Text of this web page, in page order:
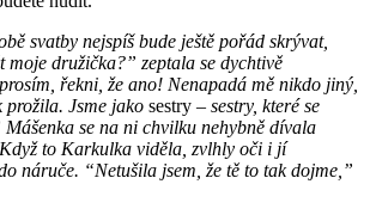
svatby nejspíš bude ještě pořád skrývat,
moje družička?” zeptala se dychtivě
řekni, že ano! Nenapadá mě nikdo jiný,
prožila. Jsme jako sestry – sestry, které se
Mášenka se na ni chvilku nehybně dívala
to Karkulka viděla, zvlhly oči i jí
náruče. “Netušila jsem, že tě to tak dojme,”